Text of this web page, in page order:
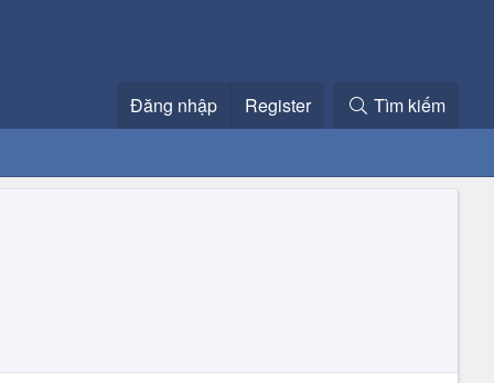
Đăng nhập Register Tìm kiếm